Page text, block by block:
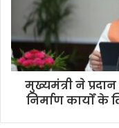
मुख्यमंत्री ने
निर्माण कार्यों के